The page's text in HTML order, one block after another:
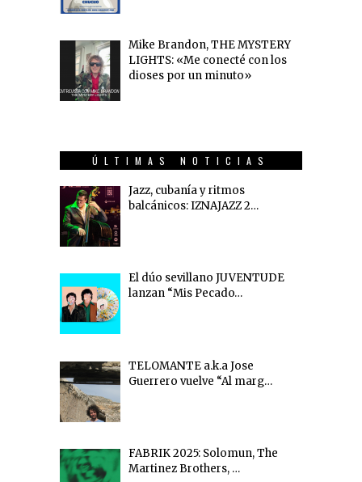
Mike Brandon, THE MYSTERY
LIGHTS: «Me conecté con los
dioses por un minuto»
ÚLTIMAS NOTICIAS
Jazz, cubanía y ritmos
balcánicos: IZNAJAZZ 2…
El dúo sevillano JUVENTUDE
lanzan “Mis Pecado…
TELOMANTE a.k.a Jose
Guerrero vuelve “Al marg…
FABRIK 2025: Solomun, The
Martinez Brothers, …